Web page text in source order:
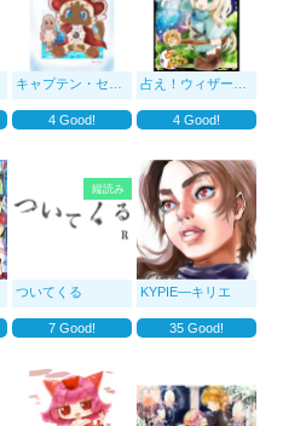
キャプテン・セブンミィは転校生
4Good!
占え！ウィザード＆ド
4Good!
ついてくる
縦読み
7Good!
ΚΥΡΙΕ—キリエ
35Good!